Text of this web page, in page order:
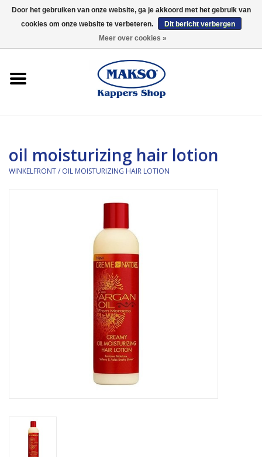
0 Artikelen - €0,00
Kaaral
oil moisturizing hair lotion
WINKELFRONT/ OIL MOISTURIZING HAIR LOTION
Door het gebruiken van onze website, ga je akkoord met het gebruik van
cookies om onze website te verbeteren.
Dit bericht verbergen
Meer over cookies »